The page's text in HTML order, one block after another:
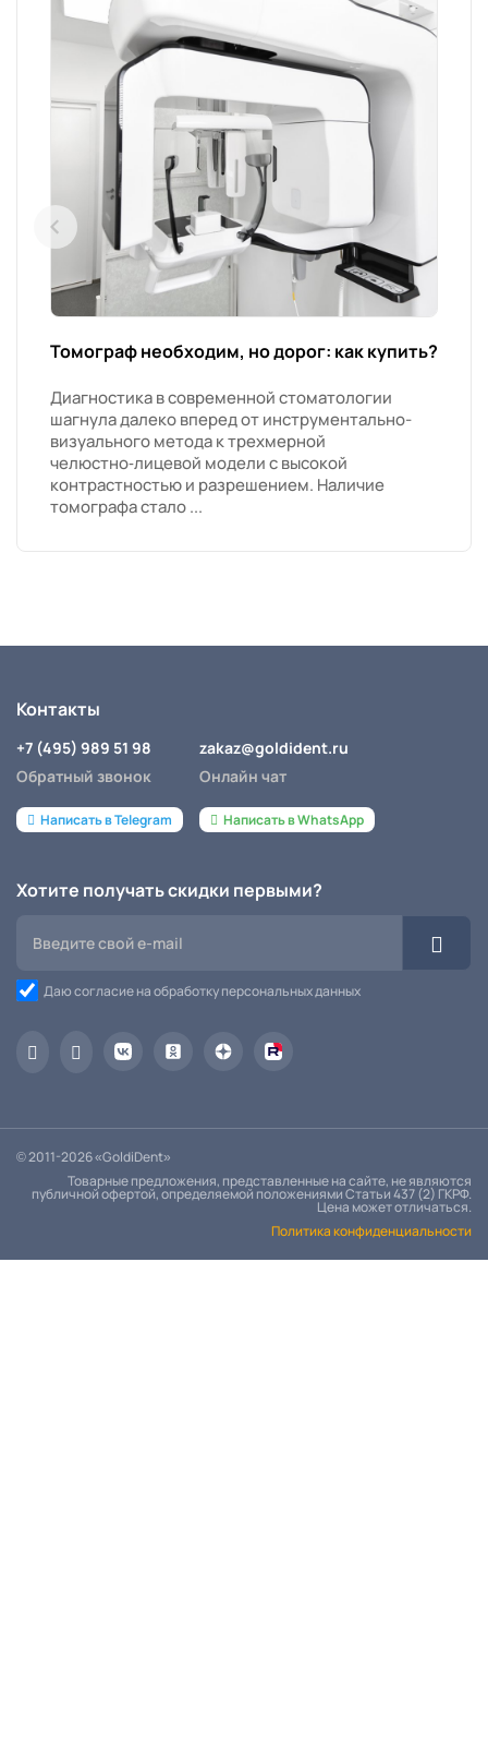
Томограф необходим, но дорог: как купить?
Диагностика в современной стоматологии
шагнула далеко вперед от инструментально-
визуального метода к трехмерной
челюстно‑лицевой модели с высокой
контрастностью и разрешением. Наличие
томографа стало ...
Контакты
+7 (495) 989 51 98
Обратный звонок
Написать в Telegram
zakaz@goldident.ru
Онлайн чат
Написать в WhatsApp
Хотите получать скидки первыми?
Даю согласие на обработку персональных данных
© 2011-2026 «GoldiDent»
Товарные предложения, представленные на сайте, не являются
публичной офертой, определяемой положениями Статьи 437 (2) ГКРФ.
Цена может отличаться.
Политика конфиденциальности